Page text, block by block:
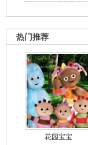
热门推荐
花园宝宝